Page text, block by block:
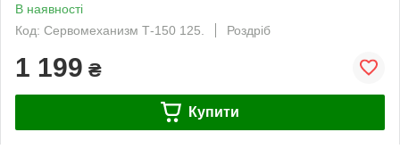
В наявності
Код: Сервомеханизм Т-150 125.
Роздріб
1 199 ₴
Купити